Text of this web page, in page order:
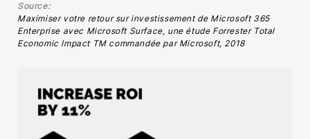
Source:
Maximiser votre retour sur investissement de Microsoft 365
Enterprise avec Microsoft Surface, une étude Forrester Total
Economic Impact TM commandée par Microsoft, 2018